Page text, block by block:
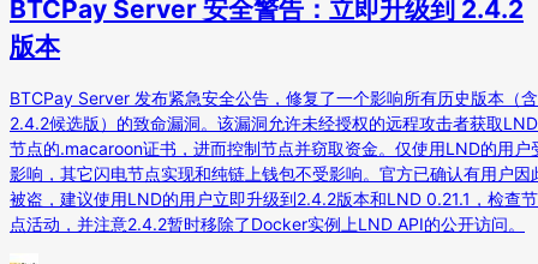
BTCPay Server 安全警告：立即升级到 2.4.2
版本
BTCPay Server 发布紧急安全公告，修复了一个影响所有历史版本（含
2.4.2候选版）的致命漏洞。该漏洞允许未经授权的远程攻击者获取LND
节点的.macaroon证书，进而控制节点并窃取资金。仅使用LND的用户
影响，其它闪电节点实现和纯链上钱包不受影响。官方已确认有用户因
被盗，建议使用LND的用户立即升级到2.4.2版本和LND 0.21.1，检查节
点活动，并注意2.4.2暂时移除了Docker实例上LND API的公开访问。